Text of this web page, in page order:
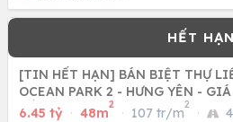
[TIN HẾT HẠN] BÁN BIỆT THỰ
OCEAN PARK 2 - HƯNG YÊN -
TẦNG, 3 PN, 4 WC,
6.45 tỷ · 48m
2
· 107 tr/m
2
·